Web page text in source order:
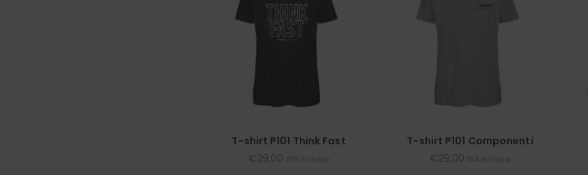
T-shirt P101 Think Fast
€29,00 IVA inclusa
T-shirt P101 Componenti
€29,00 IVA inclusa